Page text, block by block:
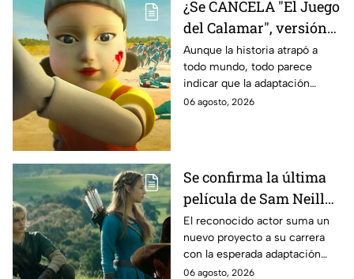
¿Se CANCELA "El Juego
del Calamar", versión
Estados Unidos? Esto
es lo que se sabe al
momento
Aunque la historia atrapó a
todo mundo, todo parece
indicar que la adaptación
podría ser cancelada:
06 agosto, 2026
Se confirma la última
película de Sam Neill
antes de morir: esto es
lo que se sabe hasta
ahora
El reconocido actor suma un
nuevo proyecto a su carrera
con la esperada adaptación
cinematográfica del popular
06 agosto, 2026